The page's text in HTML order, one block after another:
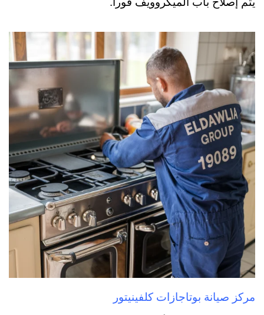
مركز صيانة بوتاجازات كلفينيتور